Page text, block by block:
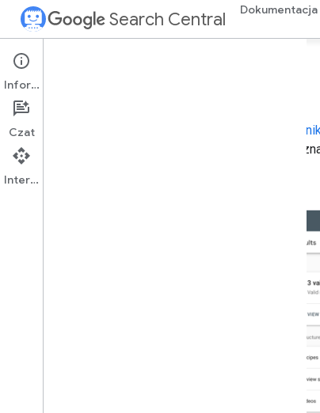
Search Central Dokumentacja
Na początek zalecamy przeprowadzenie testu
strony. Aby przeprowadzić ogólną weryfikację
Informacje
Czat
Interfejs API